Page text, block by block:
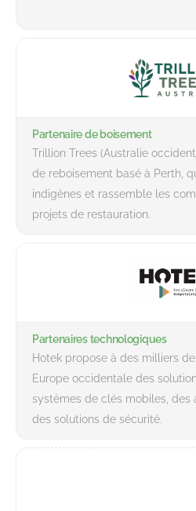
Partenaire de boisement
Trillion Trees (Australie
de reboisement basé à Perth,
indigènes et rassemble les
projets de restauration.
Partenaires technologiques
Hotek propose à des milliers
Europe occidentale des
systèmes de clés mobiles, des
des solutions de sécurité.